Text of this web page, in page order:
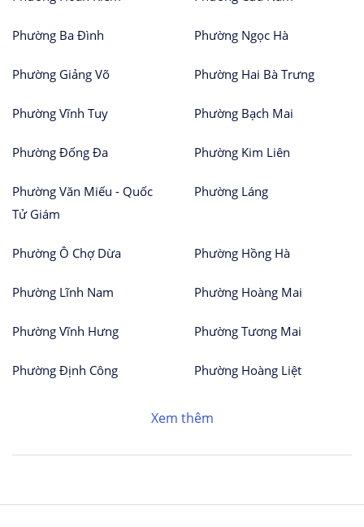
Phường Ba Đình Phường Ngọc Hà
Phường Giảng Võ Phường Hai Bà Trưng
Phường Vĩnh Tuy Phường Bạch Mai
Phường Đống Đa Phường Kim Liên
Phường Văn Miếu - Quốc
Tử Giám
Phường Láng
Phường Ô Chợ Dừa Phường Hồng Hà
Phường Lĩnh Nam Phường Hoàng Mai
Phường Vĩnh Hưng Phường Tương Mai
Phường Định Công Phường Hoàng Liệt
Xem thêm